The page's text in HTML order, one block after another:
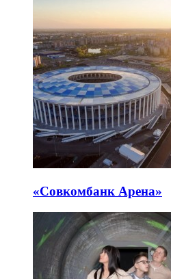
«Совкомбанк Арена⁠»